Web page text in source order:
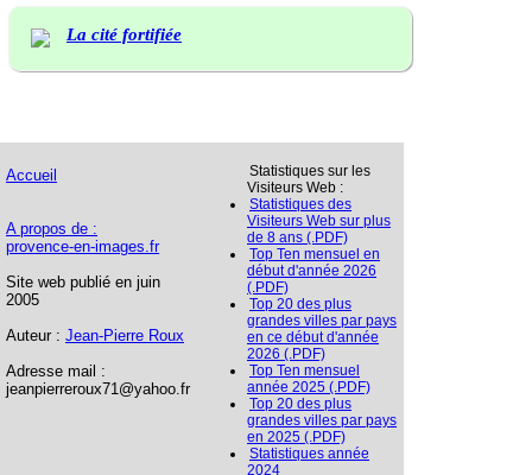
La cité fortifiée
Accueil
A propos de :
provence-en-images.fr
Site web publié en juin
2005
Auteur : Jean-Pierre Roux
Adresse mail :
jeanpierreroux71@yahoo.fr
Statistiques sur les
Visiteurs Web :
Statistiques des
Visiteurs Web sur plus
de 8 ans (.PDF)
Top Ten mensuel en
début d'année 2026
(.PDF)
Top 20 des plus
grandes villes par pays
en ce début d'année
2026 (.PDF)
Top Ten mensuel
année 2025 (.PDF)
Top 20 des plus
grandes villes par pays
en 2025 (.PDF)
Statistiques année
2024